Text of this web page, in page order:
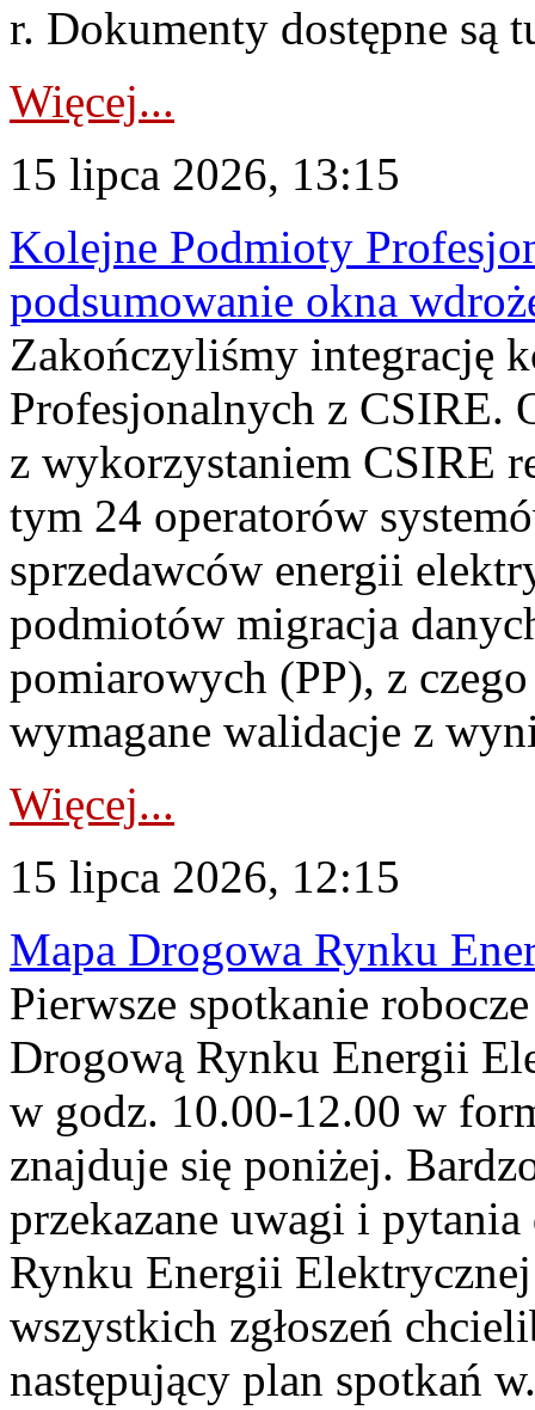
r. Dokumenty dostępne są
Więcej...
15 lipca 2026, 13:15
Kolejne Podmioty
podsumowanie okna
Zakończyliśmy integrację
Profesjonalnych z CSIRE.
z wykorzystaniem CSIRE
tym 24 operatorów
sprzedawców energii
podmiotów migracja
pomiarowych (PP), z
wymagane walidacje z
Więcej...
15 lipca 2026, 12:15
Mapa Drogowa Rynku
Pierwsze spotkanie
Drogową Rynku Energii
w godz. 10.00-12.00 w
znajduje się poniżej.
przekazane uwagi i
Rynku Energii
wszystkich zgłoszeń
następujący plan spotkań